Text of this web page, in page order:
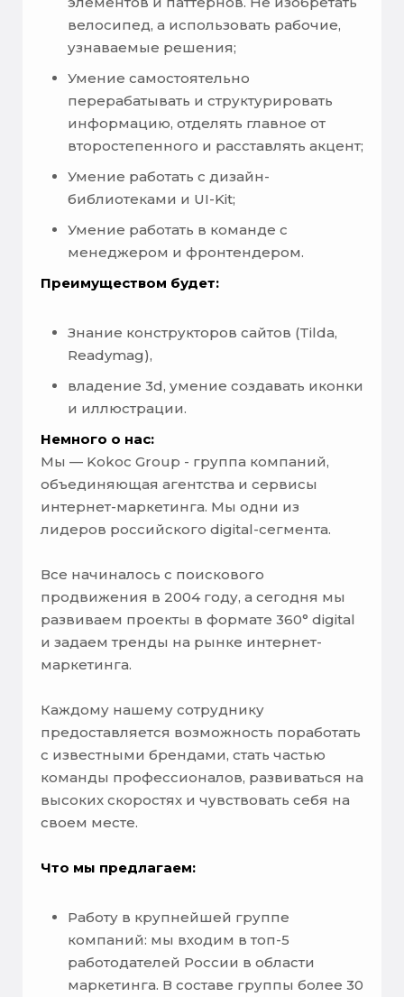
велосипед, а использовать рабочие,
узнаваемые решения;
Умение самостоятельно
перерабатывать и структурировать
информацию, отделять главное от
второстепенного и расставлять акцент;
Умение работать с дизайн-
библиотеками и UI-Kit;
Умение работать в команде с
менеджером и фронтендером.
Преимуществом будет:
Знание конструкторов сайтов (Tilda,
Readymag),
владение 3d, умение создавать иконки
и иллюстрации.
Немного о нас:
Мы — Kokoc Group - группа компаний,
объединяющая агентства и сервисы
интернет-маркетинга. Мы одни из
лидеров российского digital-сегмента.
Все начиналось с поискового
продвижения в 2004 году, а сегодня мы
развиваем проекты в формате 360° digital
и задаем тренды на рынке интернет-
маркетинга.
Каждому нашему сотруднику
предоставляется возможность поработать
с известными брендами, стать частью
команды профессионалов, развиваться на
высоких скоростях и чувствовать себя на
своем месте.
Что мы предлагаем:
Работу в крупнейшей группе
компаний: мы входим в топ-5
работодателей России в области
маркетинга. В составе группы более 30